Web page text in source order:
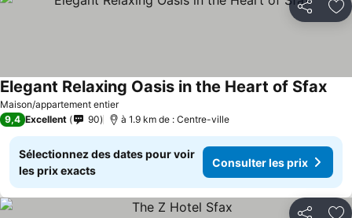
Partager
Maison/appartement entier
Elegant Relaxing Oasis in the Heart of Sfax
9,4 Excellent 90 à 1.9 km de : Centre-ville
Sélectionnez des dates pour voir
les prix exacts
Consulter les prix